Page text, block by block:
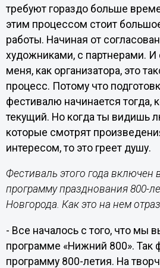
требуют гораздо больше
этим процессом стоит
работы. Начиная от
художниками, с партнерами. И
меня, как организатора, это
процесс. Потому что
фестивалю начинается тогда,
текущий. Но когда ты видишь
которые смотрят
интересом, то это греет душу.
Фестиваль этого года включен
программу празднования 800-
Новгорода. Как это на нем
- Все началось с того, что мы
программе «Нижний 800». Так
программу 800-летия. На